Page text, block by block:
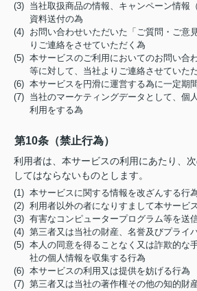
(3) 当社取扱商品の情報、キャンペーン情報
資料送付の為
(4) お問い合わせいただいた「ご質問・ご意
りご連絡をさせていただく為
(5) 本サービスのご利用においてのお問い合
等に対して、当社よりご連絡させていた
(6) 本サービスを円滑に運営する為に一定期
(7) 当社のマーケティングデータとして、個
利用をする為
第10条（禁止行為）
利用者は、本サービスの利用にあたり、
してはならないものとします。
(1) 本サービスに関する情報を改ざんする行
(2) 利用者以外の者になりすまして本サービ
(3) 有害なコンピュータープログラム等を送
(4) 第三者又は当社の財産、名誉及びプライ
(5) 本人の同意を得ることなく又は詐欺的な
社の個人情報を収集する行為
(6) 本サービスの利用又は提供を妨げる行為
(7) 第三者又は当社の著作権その他の知的財